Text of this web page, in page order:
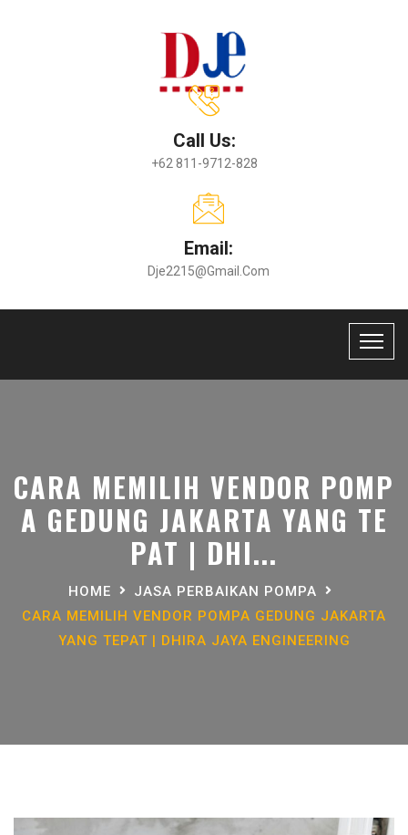
Call Us:
+62 811-9712-828
Email:
Dje2215@gmail.com
CARA MEMILIH VENDOR POMP
A GEDUNG JAKARTA YANG TE
PAT | DHI...
HOME
JASA PERBAIKAN POMPA
CARA MEMILIH VENDOR POMPA GEDUNG JAKARTA
YANG TEPAT | DHIRA JAYA ENGINEERING